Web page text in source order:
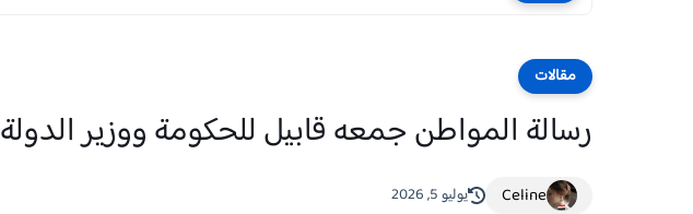
مقالات
رسالة المواطن جمعه قابيل للحكومة ووزير الدولة
Celine يوليو 5, 2026